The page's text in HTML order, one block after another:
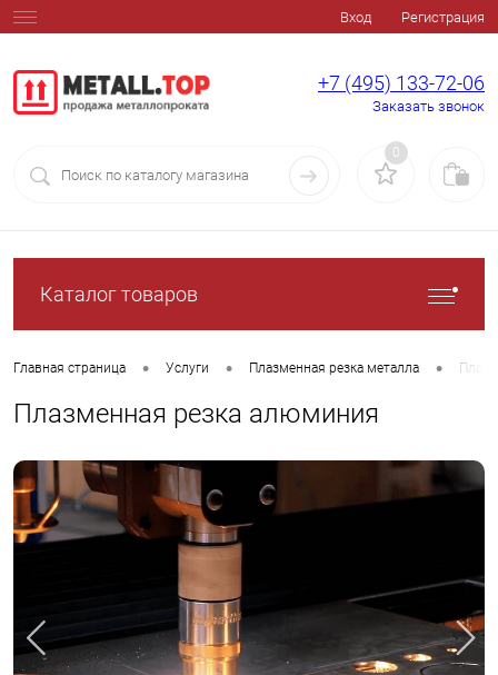
Вход Регистрация
+7 (495) 133-72-06
Заказать звонок
0
Каталог товаров
Главная страница • Услуги • Плазменная резка металла •
Плазменная резка алюминия